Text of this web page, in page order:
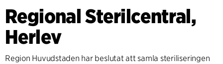
Regional Sterilcentral,
Herlev
Region Huvudstaden har beslutat att samla steriliseringen